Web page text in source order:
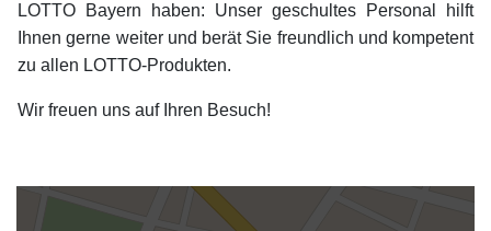
LOTTO Bayern haben: Unser geschultes Personal hilft
Ihnen gerne weiter und berät Sie freundlich und kompetent
zu allen LOTTO-Produkten.
Wir freuen uns auf Ihren Besuch!